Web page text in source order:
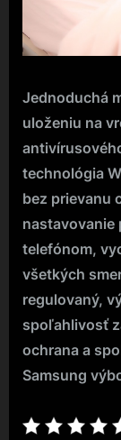
Jednoduchá
uloženiu na
technológia
bez prievanu
nastavovanie
telefónom,
všetkých
regulovaný,
spoľahlivosť
ochrana a
Samsung